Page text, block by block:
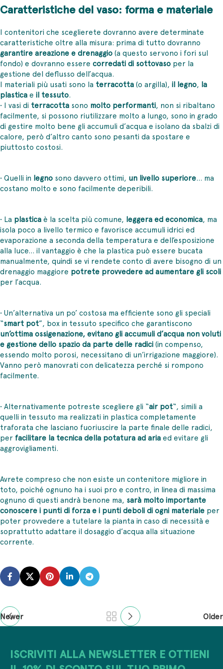
Caratteristiche del vaso: forma e materiale
I contenitori che sceglierete dovranno avere determinate
caratteristiche oltre alla misura: prima di tutto dovranno
garantire areazione e drenaggio(a questo servono i fori sul
fondo) e dovranno essere corredati di sottovaso per la
gestione del deflusso dell’acqua.
I materiali più usati sono la terracotta(o argilla), il legno, la
plasticae il tessuto.
• I vasi di terracotta sono molto performanti, non si ribaltano
facilmente, si possono riutilizzare molto a lungo, sono in grado
di gestire molto bene gli accumuli d’acqua e isolano da sbalzi di
calore, però d’altro canto sono pesanti da spostare e
piuttosto costosi.
• Quelli in legno sono davvero ottimi, un livello superiore… ma
costano molto e sono facilmente deperibili.
• La plasticaè la scelta più comune, leggera ed economica, ma
isola poco a livello termico e favorisce accumuli idrici ed
evaporazione a seconda della temperatura e dell’esposizione
alla luce… il vantaggio è che la plastica può essere bucata
manualmente, quindi se vi rendete conto di avere bisogno di un
drenaggio maggiore potrete provvedere ad aumentare gli scoli
per l’acqua.
• Un’alternativa un po’ costosa ma efficiente sono gli speciali
“smart pot”, box in tessuto specifico che garantiscono
un’ottima ossigenazione, evitano gli accumuli d’acqua non voluti
e gestione dello spazio da parte delle radici(in compenso,
essendo molto porosi, necessitano di un’irrigazione maggiore).
Vanno però manovrati con delicatezza perché si rompono
facilmente.
• Alternativamente potreste scegliere gli “air pot“, simili a
quelli in tessuto ma realizzati in plastica completamente
traforata che lasciano fuoriuscire la parte finale delle radici,
per facilitare la tecnica della potatura ad ariaed evitare gli
aggrovigliamenti.
Avrete compreso che non esiste un contenitore migliore in
toto, poiché ognuno ha i suoi pro e contro, in linea di massima
ognuno di questi andrà benone ma, sarà molto importante
conoscere i punti di forza e i punti deboli di ogni materiale per
poter provvedere a tutelare la pianta in caso di necessità e
soprattutto adattare il dosaggio d’acqua alla situazione
corrente.
Newer Older
ISCRIVITI ALLA NEWSLETTER E OTTIENI